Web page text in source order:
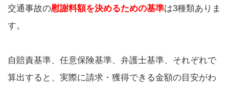
交通事故の慰謝料額を決めるための基準は3種類ありま
す。
自賠責基準、任意保険基準、弁護士基準、それぞれで
算出すると、実際に請求・獲得できる金額の目安がわ